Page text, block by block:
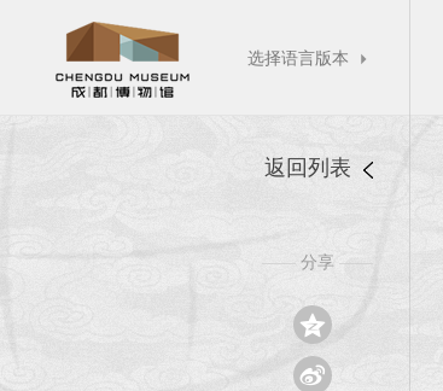
选择语言版本 
返回列表
—— 分享 ——

